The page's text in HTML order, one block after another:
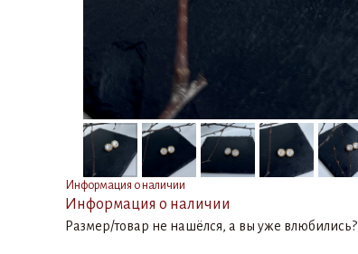
Информация о наличии
Информация о наличии
Размер/товар не нашёлся, а вы уже влюбились?